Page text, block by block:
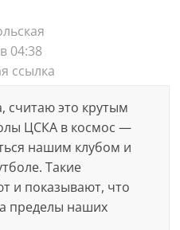
04:38
ссылка
считаю это крутым
ЦСКА в космос —
нашим клубом и
Такие
и показывают, что
пределы наших